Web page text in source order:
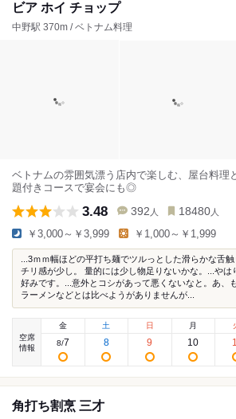
ビア ホイ チョップ
中野駅 370m / ベトナム料理
ベトナムの雰囲気漂う店内で楽しむ、屋台料
題付きコースで宴会にも◎
3.48 392 人 18480 人
￥3,000～￥3,999 ￥1,000～￥1,999
...3ｍｍ幅ほどの平打ち麺でツルっとした滑らかな舌触
チリ感が少し。 量的には少し物足りないかな。...やは
好みです。...意外とコシがあって悪くないなと。あ、
ラーメンなどとは比べようがありませんが...
空席
情報
金
8/7
土
8
日
9
月
10
角打ち割烹 三才